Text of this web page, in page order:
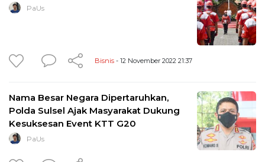
PaUs
Bisnis - 12 November 2022 21:37
Nama Besar Negara Dipertaruhkan,
Polda Sulsel Ajak Masyarakat Dukung
Kesuksesan Event KTT G20
PaUs